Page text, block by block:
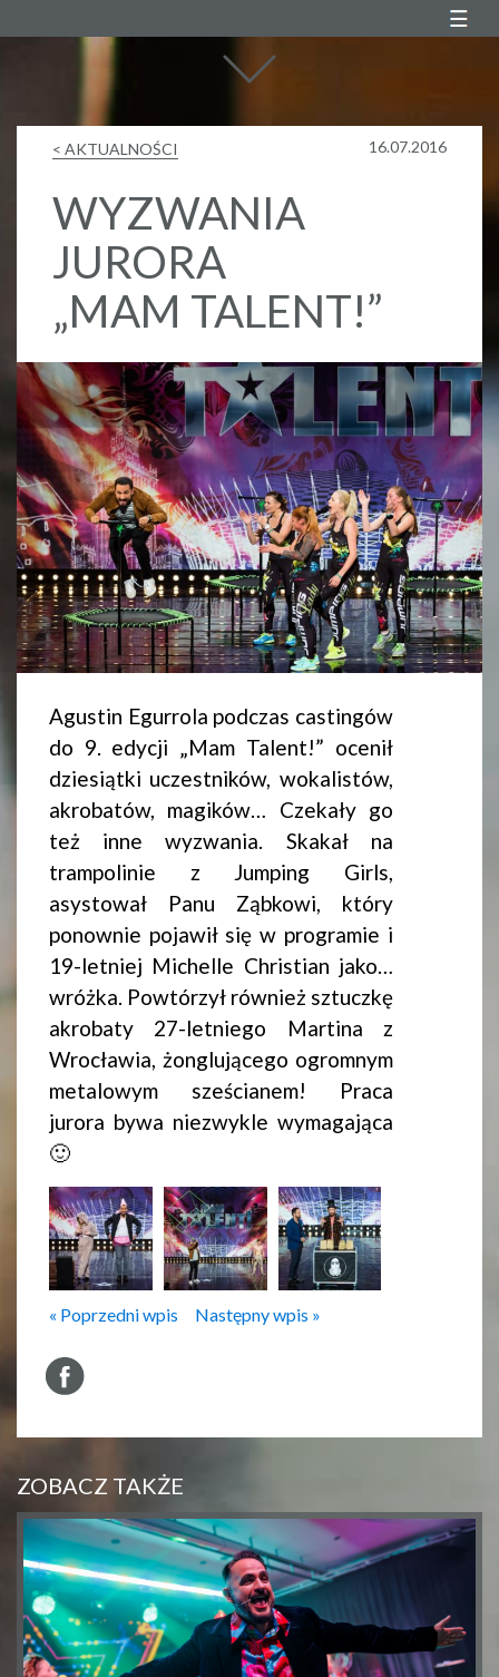
< AKTUALNOŚCI 16.07.2016
WYZWANIA
JURORA
„MAM TALENT!”
Agustin Egurrola podczas castingów
do 9. edycji „Mam Talent!” ocenił
dziesiątki uczestników, wokalistów,
akrobatów, magików… Czekały go
też inne wyzwania. Skakał na
trampolinie z Jumping Girls,
asystował Panu Ząbkowi, który
ponownie pojawił się w programie i
19-letniej Michelle Christian jako…
wróżka. Powtórzył również sztuczkę
akrobaty 27-letniego Martina z
Wrocławia, żonglującego ogromnym
metalowym sześcianem! Praca
jurora bywa niezwykle wymagająca
🙂
« Poprzedni wpis Następny wpis »
ZOBACZ TAKŻE